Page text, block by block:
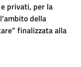
privati, per la
della
finalizzata alla